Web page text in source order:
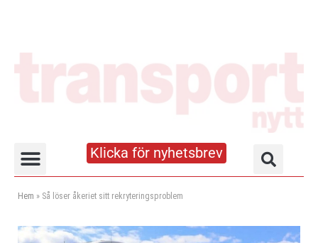
Klicka för nyhetsbrev
Hem » Så löser åkeriet sitt rekryteringsproblem